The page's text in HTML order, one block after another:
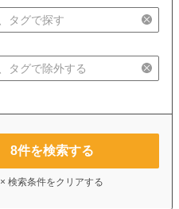
8件を検索する
× 検索条件をクリアする